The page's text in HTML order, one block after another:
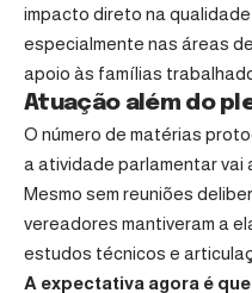
impacto direto na
especialmente nas áreas
apoio às famílias
Atuação além do
O número de matérias
a atividade parlamentar vai
Mesmo sem reuniões
vereadores mantiveram a
estudos técnicos e
A expectativa agora é